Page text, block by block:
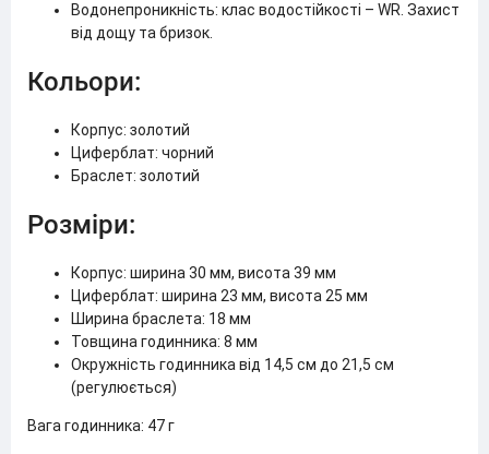
Водонепроникність: клас водостійкості – WR. Захист
від дощу та бризок.
Кольори:
Корпус: золотий
Циферблат: чорний
Браслет: золотий
Розміри:
Корпус: ширина 30 мм, висота 39 мм
Циферблат: ширина 23 мм, висота 25 мм
Ширина браслета: 18 мм
Товщина годинника: 8 мм
Окружність годинника від 14,5 см до 21,5 см
(регулюється)
Вага годинника: 47 г